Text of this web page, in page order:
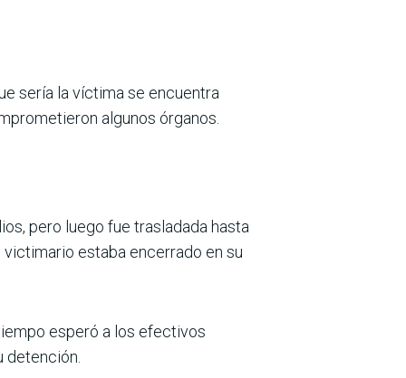
sería la víctima se encuentra
algunos órganos.
pero luego fue trasladada hasta
victimario estaba encerrado en su
esperó a los efectivos
detención.